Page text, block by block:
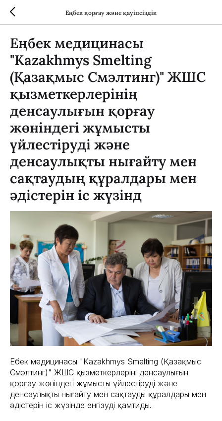
Еңбек қорғау және қауіпсіздік
Еңбек медицинасы
"Kazakhmys Smelting
(Қазақмыс Смэлтинг)" ЖШС
қызметкерлерінің
денсаулығын қорғау
жөніндегі жұмысты
үйлестіруді және
денсаулықты нығайту мен
сақтаудың құралдары мен
әдістерін іс жүзінд
Еңбек медицинасы "Kazakhmys Smelting (Қазақмыс
Смэлтинг)" ЖШС қызметкерлерінің денсаулығын
қорғау жөніндегі жұмысты үйлестіруді және
денсаулықты нығайту мен сақтаудың құралдары мен
әдістерін іс жүзінде енгізуді қамтиды.